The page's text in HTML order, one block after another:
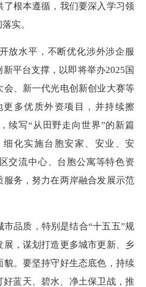
根本遵循，我们要深入学习领
实。
水平，不断优化涉外涉企服
平台支撑，以即将举办2025国
、新一代光电创新创业大赛等
多优质外资项目，并持续擦
续写“从田野走向世界”的新篇
化实施台胞安家、安业、安
交流中心、台胞公寓等特色资
务，努力在两岸融合发展示范
品质，特别是结合“十五五”规
，谋划打造更多城市更新、乡
。要坚持守好生态底色，持续
蓝天、碧水、净土保卫战，推